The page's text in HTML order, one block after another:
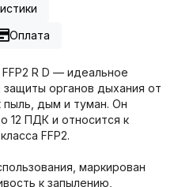
Оплата
R D — идеальное
органов дыхания от
пыль, дым и туман. Он
12 ПДК и относится к
FFP2.
маркирован
к запылению,